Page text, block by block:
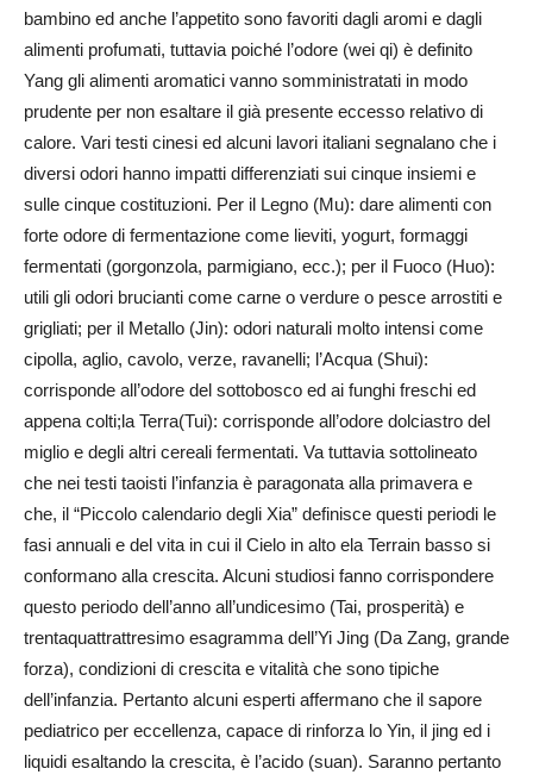
bambino ed anche l’appetito sono favoriti dagli aromi e dagli
alimenti profumati, tuttavia poiché l’odore (wei qi) è definito
Yang gli alimenti aromatici vanno somministratati in modo
prudente per non esaltare il già presente eccesso relativo di
calore. Vari testi cinesi ed alcuni lavori italiani segnalano che i
diversi odori hanno impatti differenziati sui cinque insiemi e
sulle cinque costituzioni. Per il Legno (Mu): dare alimenti con
forte odore di fermentazione come lieviti, yogurt, formaggi
fermentati (gorgonzola, parmigiano, ecc.); per il Fuoco (Huo):
utili gli odori brucianti come carne o verdure o pesce arrostiti e
grigliati; per il Metallo (Jin): odori naturali molto intensi come
cipolla, aglio, cavolo, verze, ravanelli; l’Acqua (Shui):
corrisponde all’odore del sottobosco ed ai funghi freschi ed
appena colti;la Terra(Tui): corrisponde all’odore dolciastro del
miglio e degli altri cereali fermentati. Va tuttavia sottolineato
che nei testi taoisti l’infanzia è paragonata alla primavera e
che, il “Piccolo calendario degli Xia” definisce questi periodi le
fasi annuali e del vita in cui il Cielo in alto ela Terrain basso si
conformano alla crescita. Alcuni studiosi fanno corrispondere
questo periodo dell’anno all’undicesimo (Tai, prosperità) e
trentaquattrattresimo esagramma dell’Yi Jing (Da Zang, grande
forza), condizioni di crescita e vitalità che sono tipiche
dell’infanzia. Pertanto alcuni esperti affermano che il sapore
pediatrico per eccellenza, capace di rinforza lo Yin, il jing ed i
liquidi esaltando la crescita, è l’acido (suan). Saranno pertanto